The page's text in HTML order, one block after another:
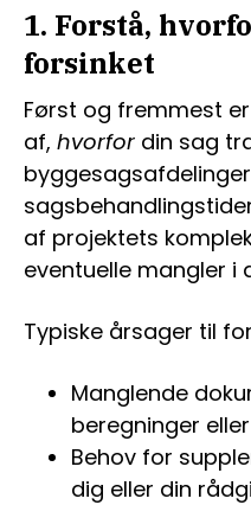
1. Forstå,
forsinket
Først og fremmest
af, hvorfor din sag
af projektets
eventuelle mangler i
Typiske årsager til
Manglende
beregninger
Behov for
dig eller din